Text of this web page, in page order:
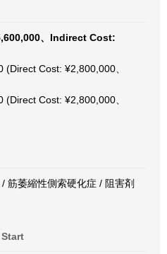
、Indirect Cost:
Cost: ¥2,800,000、
Cost: ¥2,800,000、
筋萎縮性側索硬化症 / 阻害剤